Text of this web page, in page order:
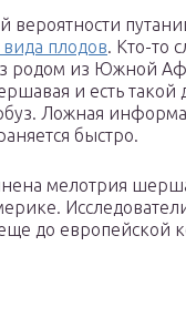
вероятности
плодов. Кто-то
родом из Южной
и есть такой
Ложная
быстро.
мелотрия
до европейской